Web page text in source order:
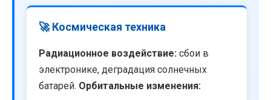
🚀 Космическая техника
Радиационное воздействие: сбои в
электронике, деградация солнечных
батарей. Орбитальные изменения: